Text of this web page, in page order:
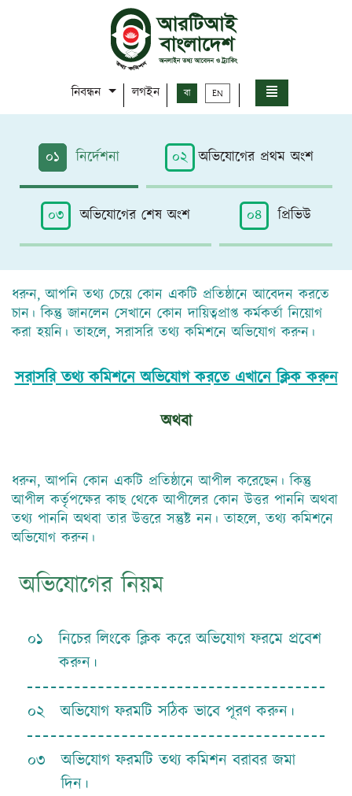
নিবন্ধন লগইন বা EN
০১ নির্দেশনা ০২ অভিযোগের প্রথম অংশ
০৩ অভিযোগের শেষ অংশ ০৪ প্রিভিউ
ধরুন, আপনি তথ্য চেয়ে কোন একটি প্রতিষ্ঠানে আবেদন করতে
চান। কিন্তু জানলেন সেখানে কোন দায়িত্বপ্রাপ্ত কর্মকর্তা নিয়োগ
করা হয়নি। তাহলে, সরাসরি তথ্য কমিশনে অভিযোগ করুন।
সরাসরি তথ্য কমিশনে অভিযোগ করতে এখানে ক্লিক করুন
অথবা
ধরুন, আপনি কোন একটি প্রতিষ্ঠানে আপীল করেছেন। কিন্তু
আপীল কর্তৃপক্ষের কাছ থেকে আপীলের কোন উত্তর পাননি অথবা
তথ্য পাননি অথবা তার উত্তরে সন্তুষ্ট নন। তাহলে, তথ্য কমিশনে
অভিযোগ করুন।
অভিযোগের নিয়ম
০১
নিচের লিংকে ক্লিক করে অভিযোগ ফরমে প্রবেশ
করুন।
০২ অভিযোগ ফরমটি সঠিক ভাবে পূরণ করুন।
০৩
অভিযোগ ফরমটি তথ্য কমিশন বরাবর জমা
দিন।